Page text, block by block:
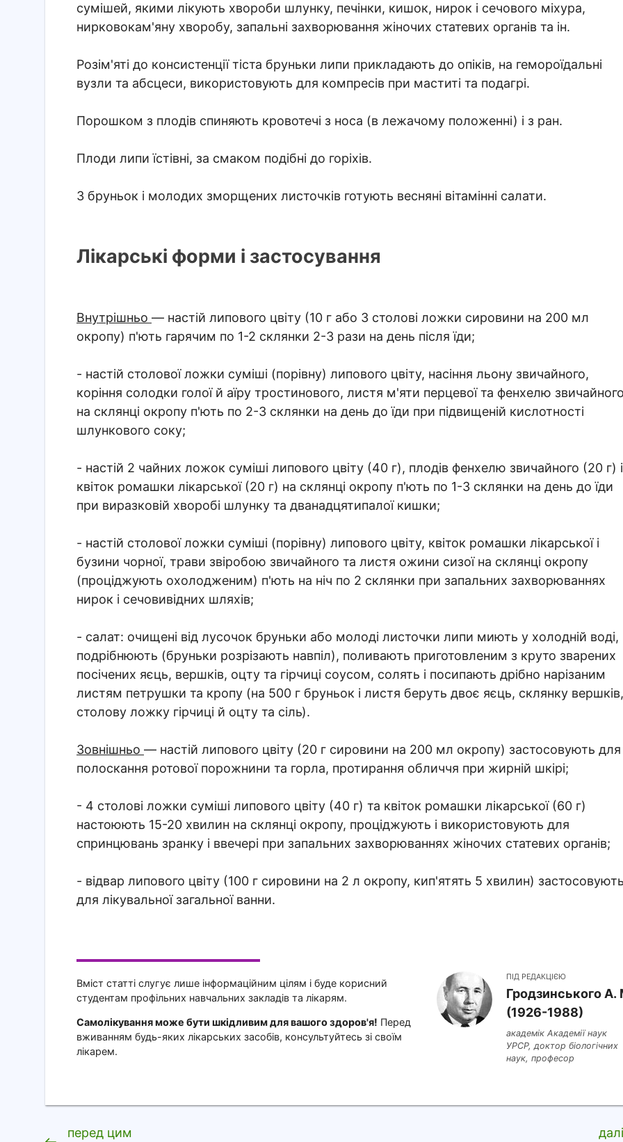
сумішей, якими лікують хвороби шлунку, печінки, кишок, нирок і сечового міхура,
нирковокам'яну хворобу, запальні захворювання жіночих статевих органів та ін.
Розім'яті до консистенції тіста бруньки липи прикладають до опіків, на гемороїдальні
вузли та абсцеси, використовують для компресів при маститі та подагрі.
Порошком з плодів спиняють кровотечі з носа (в лежачому положенні) і з ран.
Плоди липи їстівні, за смаком подібні до горіхів.
З бруньок і молодих зморщених листочків готують весняні вітамінні салати.
Лікарські форми і застосування
Внутрішньо — настій липового цвіту (10 г або 3 столові ложки сировини на 200 мл
окропу) п'ють гарячим по 1-2 склянки 2-3 рази на день після їди;
- настій столової ложки суміші (порівну) липового цвіту, насіння льону звичайного,
коріння солодки голої й аїру тростинового, листя м'яти перцевої та фенхелю
на склянці окропу п'ють по 2-3 склянки на день до їди при підвищеній кислотності
шлункового соку;
- настій 2 чайних ложок суміші липового цвіту (40 г), плодів фенхелю звичайного (20 г) і
квіток ромашки лікарської (20 г) на склянці окропу п'ють по 1-3 склянки на день до їди
при виразковій хворобі шлунку та дванадцятипалої кишки;
- настій столової ложки суміші (порівну) липового цвіту, квіток ромашки лікарської і
бузини чорної, трави звіробою звичайного та листя ожини сизої на склянці окропу
(проціджують охолодженим) п'ють на ніч по 2 склянки при запальних захворюваннях
нирок і сечовивідних шляхів;
- салат: очищені від лусочок бруньки або молоді листочки липи миють у холодній воді,
подрібнюють (бруньки розрізають навпіл), поливають приготовленим з круто зварених
посічених яєць, вершків, оцту та гірчиці соусом, солять і посипають дрібно нарізаним
листям петрушки та кропу (на 500 г бруньок і листя беруть двоє яєць, склянку вершків,
столову ложку гірчиці й оцту та сіль).
Зовнішньо — настій липового цвіту (20 г сировини на 200 мл окропу) застосовують для
полоскання ротової порожнини та горла, протирання обличчя при жирній шкірі;
- 4 столові ложки суміші липового цвіту (40 г) та квіток ромашки лікарської (60 г)
настоюють 15-20 хвилин на склянці окропу, проціджують і використовують для
спринцювань зранку і ввечері при запальних захворюваннях жіночих статевих органів;
- відвар липового цвіту (100 г сировини на 2 л окропу, кип'ятять 5 хвилин)
для лікувальної загальної ванни.
Вміст статті слугує лише інформаційним цілям і буде корисний
студентам профільних навчальних закладів та лікарям.
Самолікування може бути шкідливим для вашого здоров'я! Перед
вживанням будь-яких лікарських засобів, консультуйтесь зі своїм
лікарем.
ПІД РЕДАКЦІЄЮ
Гродзинського A.
(1926-1988)
академік Академії наук
УРСР, доктор біологічних
наук, професор
перед цим далі